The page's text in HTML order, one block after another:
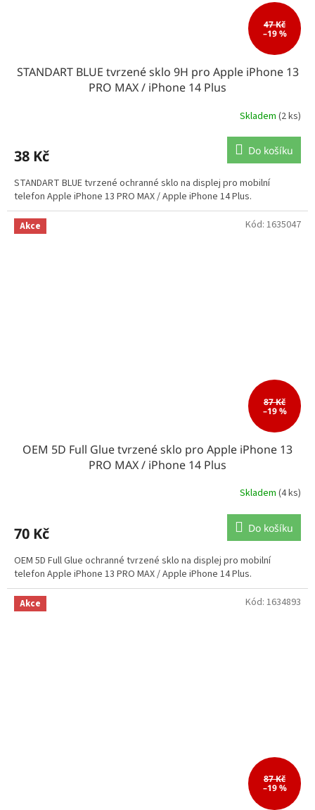
47 Kč
–19 %
STANDART BLUE tvrzené sklo 9H pro Apple iPhone 13
PRO MAX / iPhone 14 Plus
Skladem (2 ks)
38 Kč Do košíku
STANDART BLUE tvrzené ochranné sklo na displej pro mobilní
telefon Apple iPhone 13 PRO MAX / Apple iPhone 14 Plus.
Akce
87 Kč
–19 %
OEM 5D Full Glue tvrzené sklo pro Apple iPhone 13
PRO MAX / iPhone 14 Plus
Skladem (4 ks)
70 Kč Do košíku
OEM 5D Full Glue ochranné tvrzené sklo na displej pro mobilní
telefon Apple iPhone 13 PRO MAX / Apple iPhone 14 Plus.
Kód: 1635047
Akce
87 Kč
–19 %
Kód: 1634893